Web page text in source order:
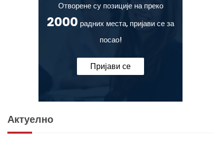
Отворене су позиције на преко
2000 радних места, пријави се за
посао!
Пријави се
Актуелно